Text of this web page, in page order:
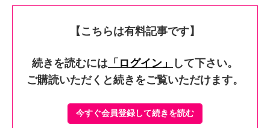
【こちらは有料記事です】
続きを読むには 「ログイン」
して下さい。
ご購読いただくと続きをご覧いただけます。
今すぐ会員登録して続きを読む